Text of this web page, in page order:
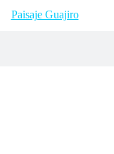
Paisaje Guajiro